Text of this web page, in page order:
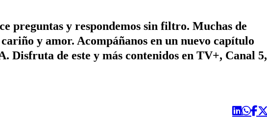
preguntas y respondemos sin filtro. Muchas de
y amor. Acompáñanos en un nuevo capítulo
Disfruta de este y más contenidos en TV+, Canal 5,